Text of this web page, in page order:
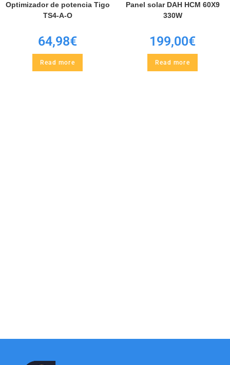
Optimizador de potencia Tigo
TS4-A-O
64,98€
Read more
Panel solar DAH HCM 60X9
330W
199,00€
Read more